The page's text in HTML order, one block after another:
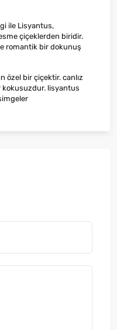
ile Lisyantus,
çiçeklerden biridir.
romantik bir dokunuş
özel bir çiçektir. canlız
kokusuzdur. lisyantus